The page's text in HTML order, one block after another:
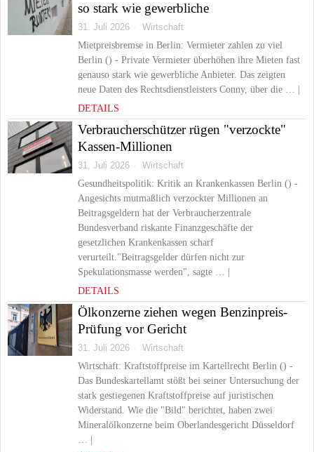
so stark wie gewerbliche
31. Juli 2026
Wirtschaft
Mietpreisbremse in Berlin: Vermieter zahlen zu viel
Berlin () - Private Vermieter überhöhen ihre Mieten fast
genauso stark wie gewerbliche Anbieter. Das zeigten
neue Daten des Rechtsdienstleisters Conny, über die … |
DETAILS
Verbraucherschützer rügen "verzockte"
Kassen-Millionen
31. Juli 2026
Wirtschaft
Gesundheitspolitik: Kritik an Krankenkassen Berlin () -
Angesichts mutmaßlich verzockter Millionen an
Beitragsgeldern hat der Verbraucherzentrale
Bundesverband riskante Finanzgeschäfte der
gesetzlichen Krankenkassen scharf
verurteilt."Beitragsgelder dürfen nicht zur
Spekulationsmasse werden", sagte … |
DETAILS
Ölkonzerne ziehen wegen Benzinpreis-
Prüfung vor Gericht
31. Juli 2026
Wirtschaft
Wirtschaft: Kraftstoffpreise im Kartellrecht Berlin () -
Das Bundeskartellamt stößt bei seiner Untersuchung der
stark gestiegenen Kraftstoffpreise auf juristischen
Widerstand. Wie die "Bild" berichtet, haben zwei
Mineralölkonzerne beim Oberlandesgericht Düsseldorf
… |